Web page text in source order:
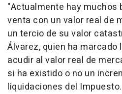
"Actualmente hay muchos
venta con un valor real de
un tercio de su valor
Álvarez, quien ha marcado
acudir al valor real de
si ha existido o no un
liquidaciones del Impuesto.